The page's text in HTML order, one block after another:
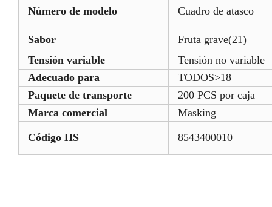
Número de modelo Cuadro de atasco
Sabor
Fruta grave(21)
Tensión variable
Tensión no variable
Adecuado para
TODOS>18
Paquete de transporte
200 PCS por caja
Marca comercial
Masking
Código HS 8543400010